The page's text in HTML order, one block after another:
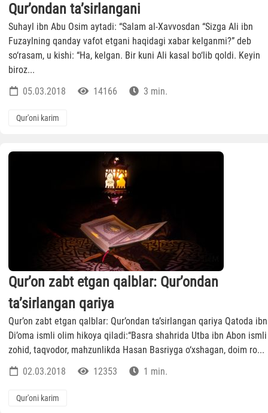
Qur’ondan ta’sirlangani
Suhayl ibn Abu Osim aytadi: “Salam al-Xavvosdan “Sizga Ali ibn
Fuzaylning qanday vafot etgani haqidagi xabar kelganmi?” deb
so‘rasam, u kishi: “Ha, kelgan. Bir kuni Ali kasal bo‘lib qoldi. Keyin
biroz...
05.03.2018
14166 3 min.
Qur'oni karim
Qur’on zabt etgan qalblar: Qur’ondan
ta’sirlangan qariya
Qur’on zabt etgan qalblar: Qur’ondan ta’sirlangan qariya Qatoda ibn
Di’oma ismli olim hikoya qiladi:“Basra shahrida Utba ibn Abon ismli
zohid, taqvodor, mahzunlikda Hasan Basriyga o‘xshagan, doim ro...
02.03.2018
12353 1 min.
Qur'oni karim